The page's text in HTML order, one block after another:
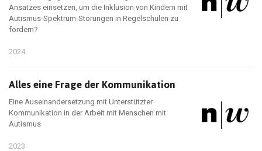
Ansatzes einsetzen, um die Inklusion von Kindern mit
Autismus-Spektrum-Störungen in Regelschulen zu
fördern?
2024
Alles eine Frage der Kommunikation
Eine Auseinandersetzung mit Unterstützter
Kommunikation in der Arbeit mit Menschen mit
Autismus
2023